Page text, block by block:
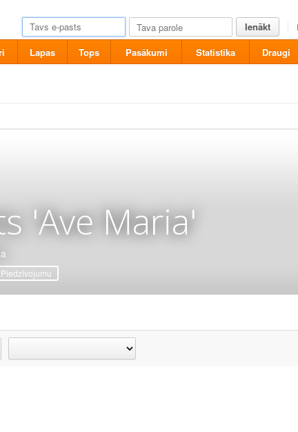
Ienākt
Lapas Tops Pasākumi Statistika Draugi
'Ave Maria'
Piedzīvojumu